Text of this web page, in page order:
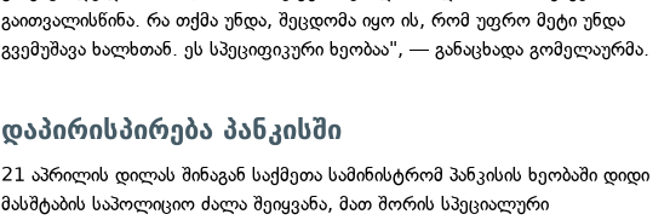
გაითვალისწინა. რა თქმა უნდა, შეცდომა იყო ის, რომ უფრო მეტი უნდა
გვემუშავა ხალხთან. ეს სპეციფიკური ხეობაა", — განაცხადა გომელაურმა.
დაპირისპირება პანკისში
21 აპრილის დილას შინაგან საქმეთა სამინისტრომ პანკისის ხეობაში დიდი
მასშტაბის საპოლიციო ძალა შეიყვანა, მათ შორის სპეციალური